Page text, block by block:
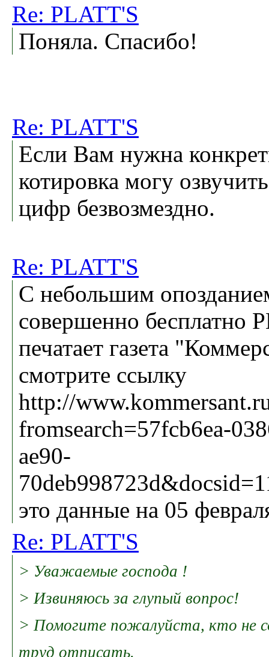
Re: PLATT'S
Поняла. Спасибо!
Re: PLATT'S
Если Вам нужна
котировка могу
цифр безвозмездно.
Re: PLATT'S
С небольшим
совершенно бесплатно
печатает газета
смотрите ссылку
http://
fromsearch=57fcb6ea-
ae90-
это данные на 05
Re: PLATT'S
> Уважаемые господа !
> Извиняюсь за глупый вопрос!
> Помогите пожалуйста, кто не
труд отписать.